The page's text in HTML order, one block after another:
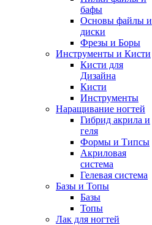
бафы
Основы файлы и
диски
Фрезы и Боры
Инструменты и Кисти
Кисти для
Дизайна
Кисти
Инструменты
Наращивание ногтей
Гибрид акрила и
геля
Формы и Типсы
Акриловая
система
Гелевая система
Базы и Топы
Базы
Топы
Лак для ногтей